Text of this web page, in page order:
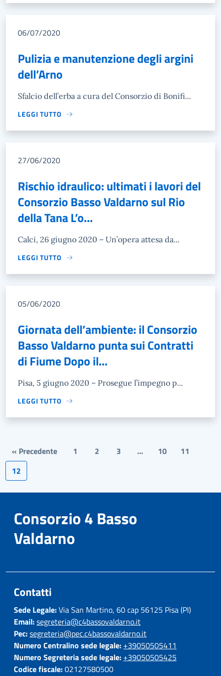
06/07/2020
Pulizia e manutenzione degli argini
dell’Arno
Sfalcio dell’erba a cura del Consorzio di Bonifi...
LEGGI TUTTO
27/06/2020
Rischio idraulico: ultimati i lavori del
Consorzio Basso Valdarno sul Rio
della Tana L’o...
Calci, 26 giugno 2020 – Un’opera attesa da...
LEGGI TUTTO
05/06/2020
Giornata dell’ambiente: il Consorzio
Basso Valdarno punta sui Contratti
di Fiume Dopo il...
Pisa, 5 giugno 2020 – Prosegue l’impegno p...
LEGGI TUTTO
« Precedente 1 2 3 … 10
11
12
Consorzio 4 Basso
Valdarno
Contatti
Sede Legale:Via San Martino, 60 cap 56125 Pisa (PI)
Email:segreteria@c4bassovaldarno.it
Pec:segreteria@pec.c4bassovaldarno.it
Numero Centralino sede legale: +39050505411
Numero Segreteria sede legale: +39050505425
Codice fiscale:02127580500